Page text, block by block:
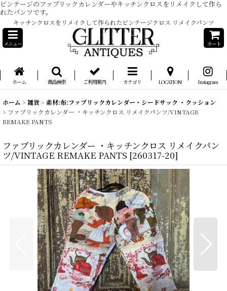
ビンテージのファブリックカレンダーやキッチンクロスをリメイクして作ら
れたパンツです。
キッチンクロスをリメイクして作られたビンテージクロス リメイクパンツ
メニュー カート
ホーム 商品検索 ご利用案内 カテゴリ LOCATION Instagram
ホーム > 雑貨> 素材:布:ファブリックカレンダー・シードサック ・クッション
> ファブリックカレンダー ・キッチンクロス リメイクパンツ/VINTAGE
REMAKE PANTS
ファブリックカレンダー ・キッチンクロス リメイクパン
ツ/VINTAGE REMAKE PANTS [260317-20]